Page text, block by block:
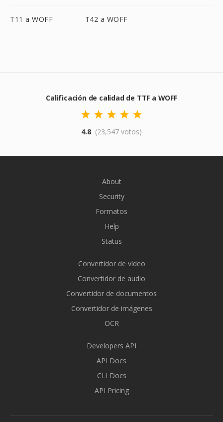
T11 a WOFF T42 a WOFF
Calificación de calidad de TTF a WOFF
4.8 (23,547 votos)
About
Security
Formatos
Help
Status
Convertidor de vídeo
Convertidor de audio
Convertidor de documentos
Convertidor de imágenes
OCR
Developers API
API Docs
CLI Docs
API Pricing